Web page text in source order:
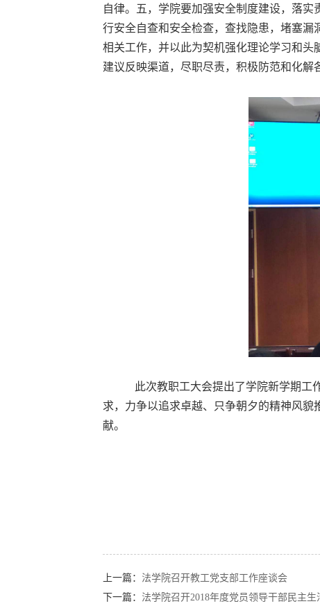
自律。五，学院要加强安全制度建设，落
行安全自查和安全检查，查找隐患，堵塞漏
相关工作，并以此为契机强化理论学习和
建议反映渠道，尽职尽责，积极防范和化解
此次教职工大会提出了学院新学期工
求，力争以追求卓越、只争朝夕的精神风
献。
上一篇： 法学院召开教工党支部工作座谈会
下一篇： 法学院召开2018年度党员领导干部民主生